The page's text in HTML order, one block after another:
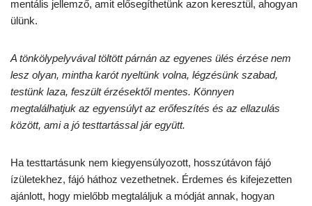
mentális jellemző, amit elősegíthetünk azon keresztül, ahogyan
ülünk.
A tönkölypelyvával töltött párnán az egyenes ülés érzése nem
lesz olyan, mintha karót nyeltünk volna, légzésünk szabad,
testünk laza, feszült érzésektől mentes. Könnyen
megtalálhatjuk az egyensúlyt az erőfeszítés és az ellazulás
között, ami a jó testtartással jár együtt.
Ha testtartásunk nem kiegyensúlyozott, hosszútávon fájó
ízületekhez, fájó háthoz vezethetnek. Érdemes és kifejezetten
ajánlott, hogy mielőbb megtaláljuk a módját annak, hogyan